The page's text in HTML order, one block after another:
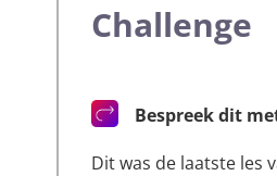
Challenge
Bespreek dit
Dit was de laatste les